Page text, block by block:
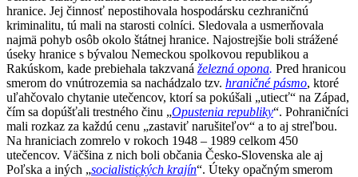
hranice. Jej činnosť nepostihovala hospodársku cezhraničnú
kriminalitu, tú mali na starosti colníci. Sledovala a usmerňovala
najmä pohyb osôb okolo štátnej hranice. Najostrejšie boli strážené
úseky hranice s bývalou Nemeckou spolkovou republikou a
Rakúskom, kade prebiehala takzvaná železná opona. Pred hranicou
smerom do vnútrozemia sa nachádzalo tzv. hraničné pásmo, ktoré
uľahčovalo chytanie utečencov, ktorí sa pokúšali „utiecť“ na Západ,
čím sa dopúšťali trestného činu „Opustenia republiky“. Pohraničníci
mali rozkaz za každú cenu „zastaviť narušiteľov“ a to aj streľbou.
Na hraniciach zomrelo v rokoch 1948 – 1989 celkom 450
utečencov. Väčšina z nich boli občania Česko-Slovenska ale aj
Poľska a iných „socialistických krajín“. Úteky opačným smerom